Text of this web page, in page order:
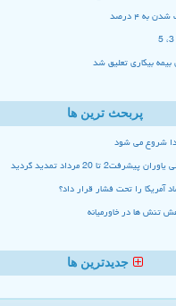
به ۴ درصد
بیمه بیکاری تعلیق شد
پربحث ترین ها
شروع می شود
تا 20 مرداد تمدید گردید
آمریکا را تحت فشار قرار داد؟
تنش ها در خاورمیانه
جدیدترین ها